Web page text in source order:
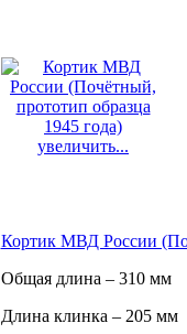
увеличить...
Кортик МВД России
Общая длина – 310 мм
Длина клинка – 205 мм